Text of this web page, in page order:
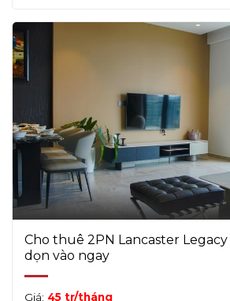
Cho thuê 2PN Lancaster
dọn vào ngay
Giá: 45 tr/tháng